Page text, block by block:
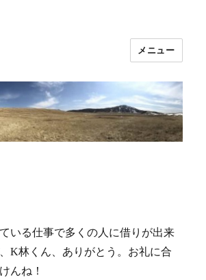
メニュー
いる仕事で多くの人に借りが出来
、K林くん、ありがとう。お礼に合
んね！